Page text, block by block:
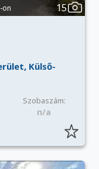
on 15
Külső-
Szobaszám:
n/a